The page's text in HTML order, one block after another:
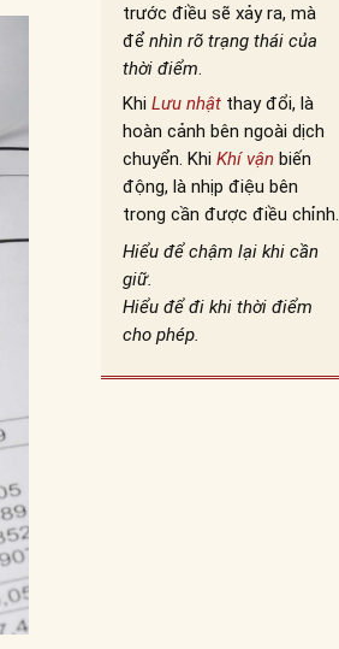
trước điều sẽ xảy ra, mà
để nhìn rõ trạng thái của
thời điểm.
Khi Lưu nhậtthay đổi, là
hoàn cảnh bên ngoài dịch
chuyển. Khi Khí vậnbiến
động, là nhịp điệu bên
trong cần được điều chỉnh.
Hiểu để chậm lại khi cần
giữ.
Hiểu để đi khi thời điểm
cho phép.